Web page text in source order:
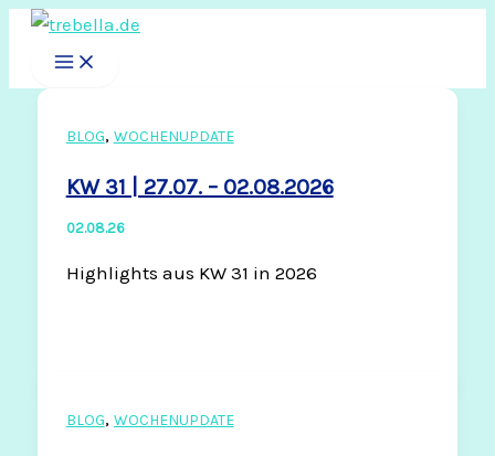
Zum
Inhalt
springen
BLOG, WOCHENUPDATE
KW 31 | 27.07. – 02.08.2026
02.08.26
Highlights aus KW 31 in 2026
BLOG, WOCHENUPDATE